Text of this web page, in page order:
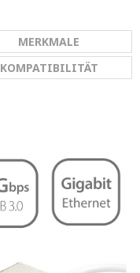
MERKMALE
KOMPATIBILITÄT